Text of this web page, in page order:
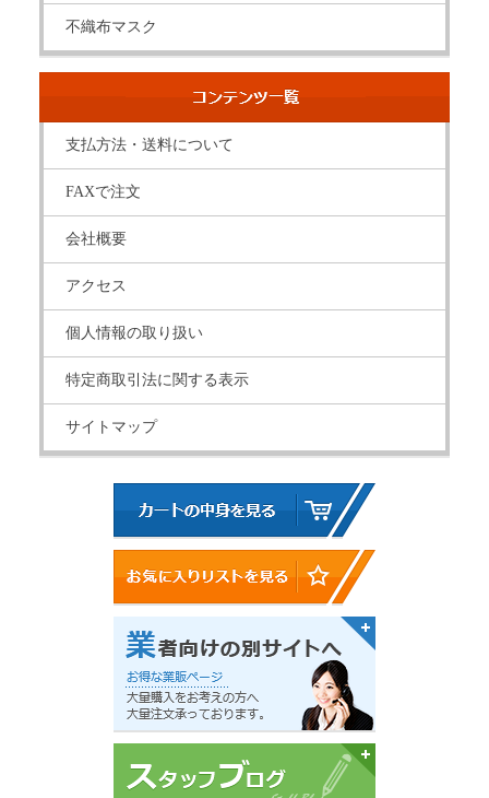
不織布マスク
支払方法・送料について
FAXで注文
会社概要
アクセス
個人情報の取り扱い
特定商取引法に関する表示
サイトマップ